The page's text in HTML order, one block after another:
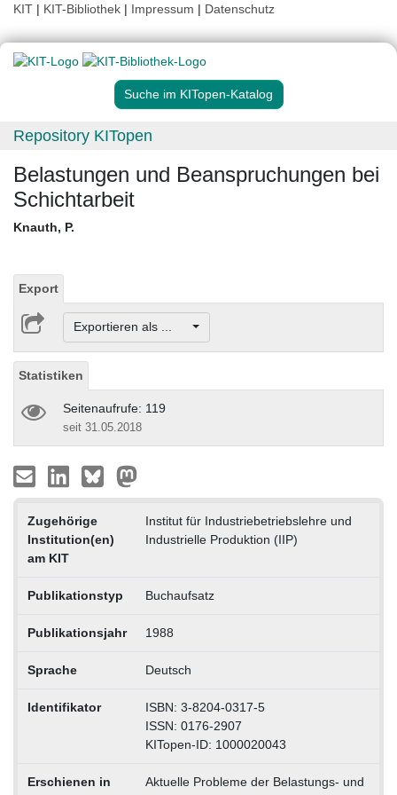
KIT | KIT-Bibliothek | Impressum | Datenschutz
Suche im KITopen-Katalog
Repository KITopen
Belastungen und Beanspruchungen bei
Schichtarbeit
Knauth, P.
Export
Exportieren als ...
Statistiken
Seitenaufrufe: 119
seit 31.05.2018
Zugehörige
Institution(en)
am KIT
Institut für Industriebetriebslehre und
Industrielle Produktion (IIP)
Publikationstyp Buchaufsatz
Publikationsjahr 1988
Sprache Deutsch
Identifikator
ISBN: 3-8204-0317-5
ISSN: 0176-2907
KITopen-ID: 1000020043
Erschienen in
Aktuelle Probleme der Belastungs- und